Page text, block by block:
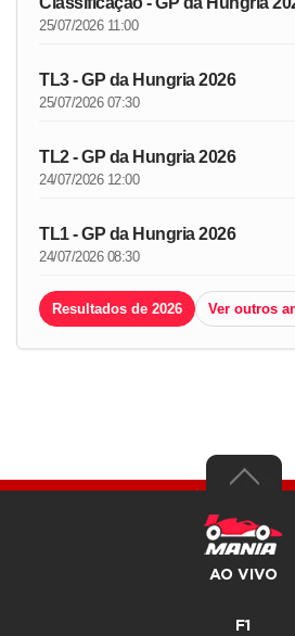
25/07/2026 11:00
TL3 - GP da Hungria 2026
25/07/2026 07:30
TL2 - GP da Hungria 2026
24/07/2026 12:00
TL1 - GP da Hungria 2026
24/07/2026 08:30
Resultados de 2026 Ver outros
AO VIVO
F1